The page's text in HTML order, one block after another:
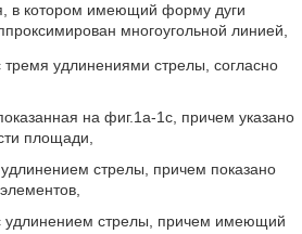
в котором имеющий форму дуги
многоугольной линией,
тремя удлинениями стрелы, согласно
на фиг.1a-1c, причем указано
площади,
стрелы, причем показано
удлинением стрелы, причем имеющий